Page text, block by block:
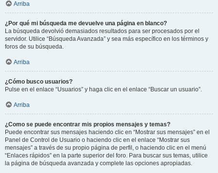
Arriba
¿Por qué mi búsqueda me devuelve una página en blanco?
La búsqueda devolvió demasiados resultados para ser procesados por el
servidor. Utilice “Búsqueda Avanzada” y sea más específico en los términos y
foros de su búsqueda.
Arriba
¿Cómo busco usuarios?
Pulse en el enlace “Usuarios” y haga clic en el enlace “Buscar un usuario”.
Arriba
¿Como se puede encontrar mis propios mensajes y temas?
Puede encontrar sus mensajes haciendo clic en “Mostrar sus mensajes” en el
Panel de Control de Usuario o haciendo clic en el enlace “Mostrar sus
mensajes” a través de su propio página de perfil, o haciendo clic en el menú
“Enlaces rápidos” en la parte superior del foro. Para buscar sus temas, utilice
la página de búsqueda avanzada y complete las opciones apropiadas.